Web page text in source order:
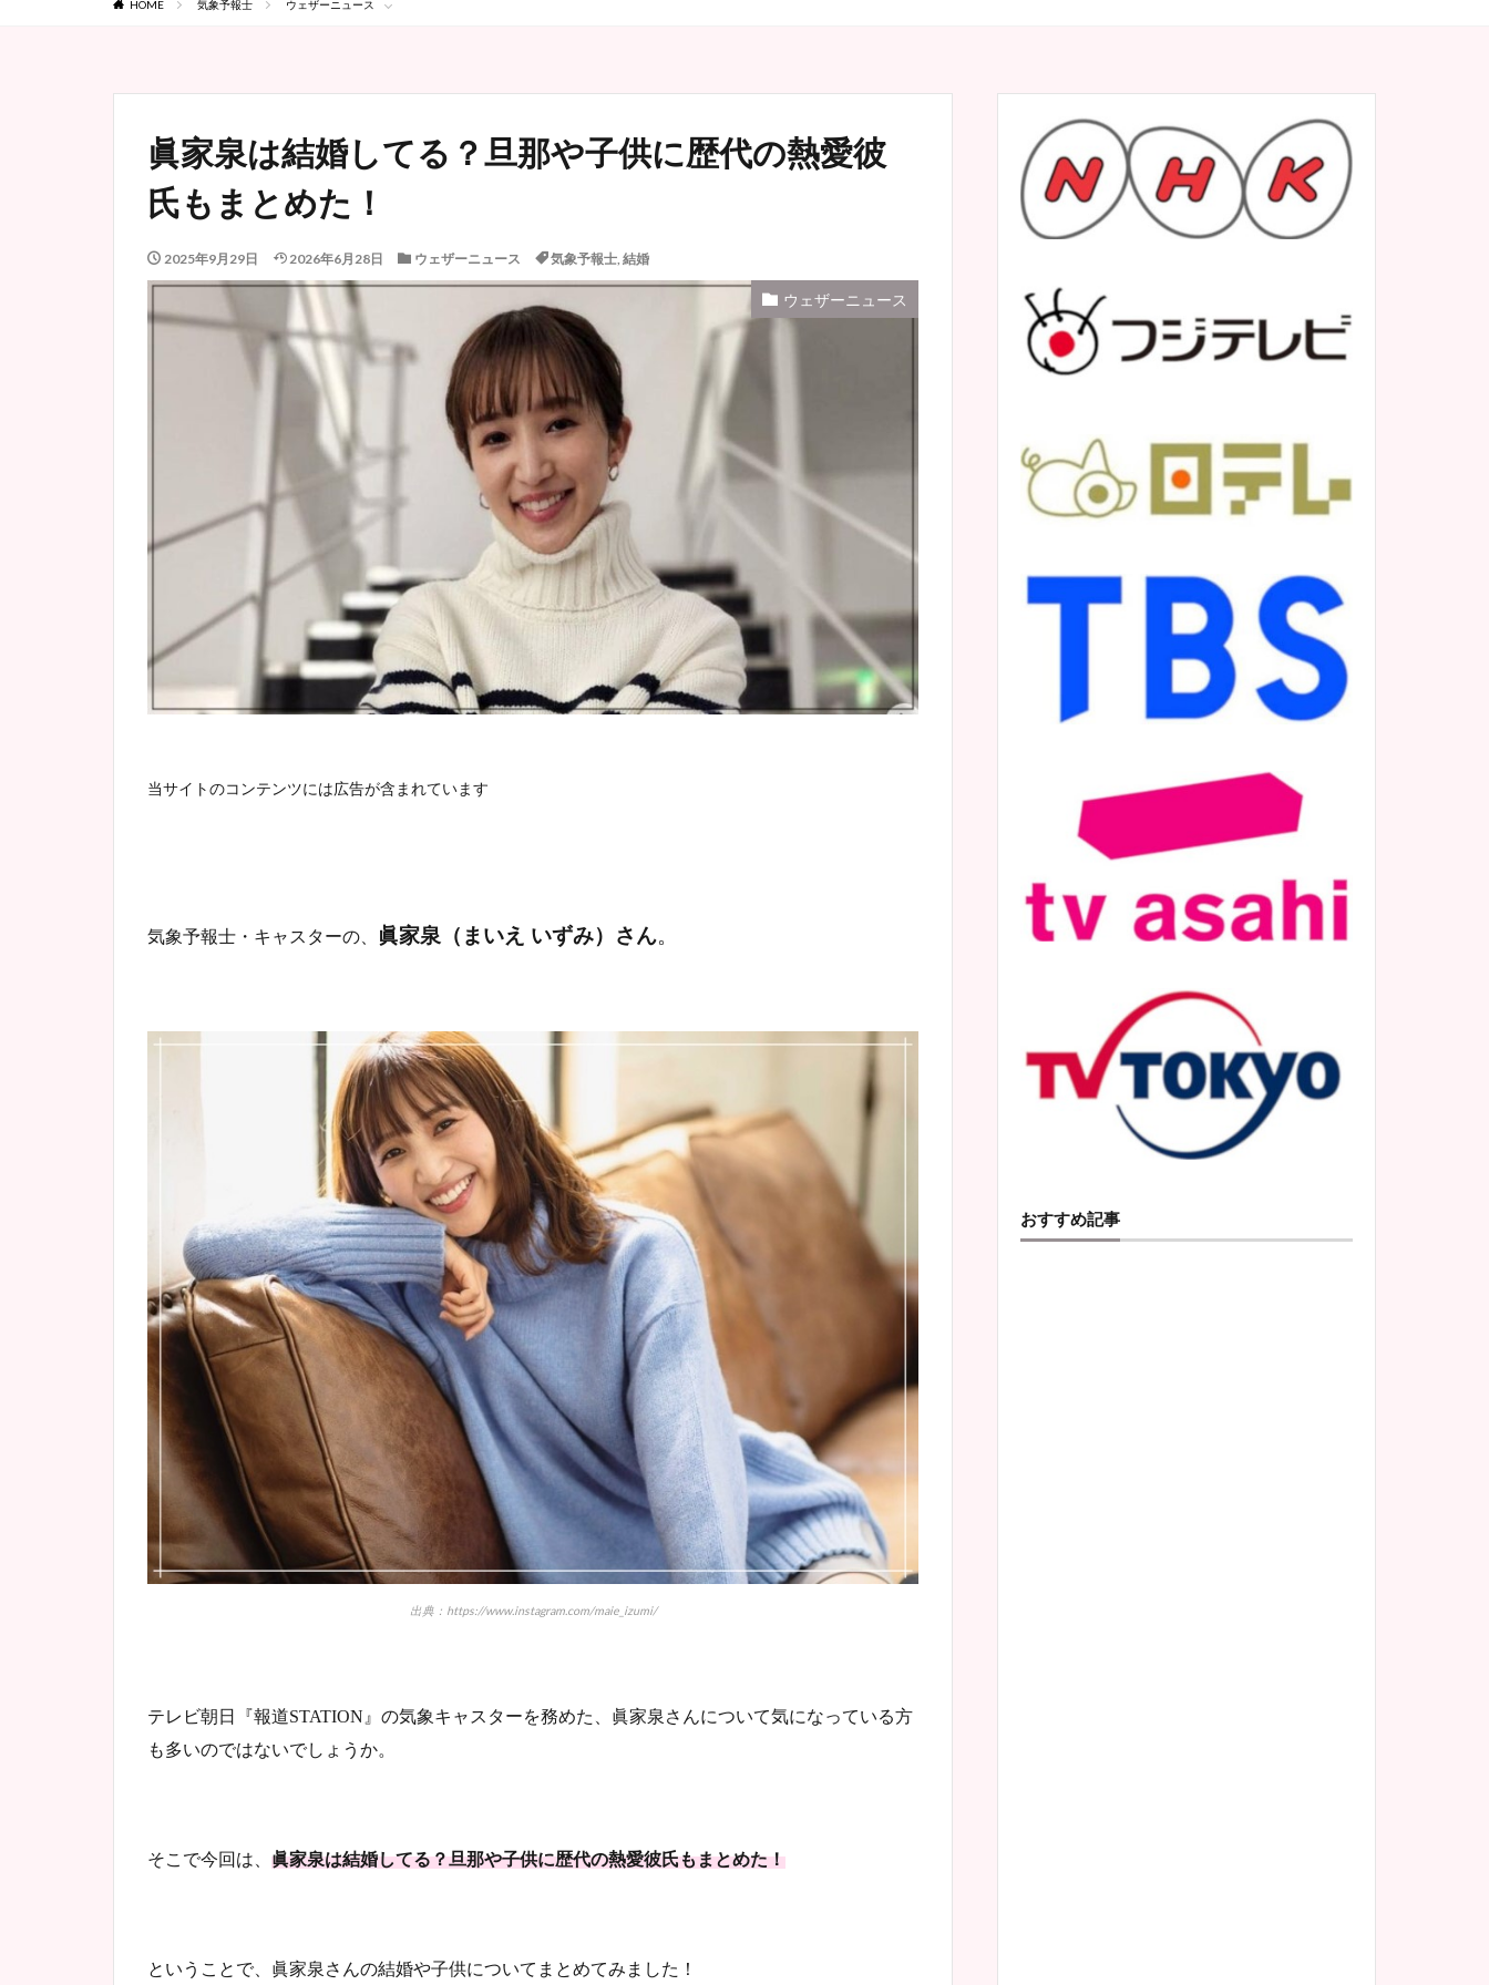
HOME 気象予報士 ウェザーニュース
眞家泉は結婚してる？旦那や子供に歴代の熱愛彼
氏もまとめた！
2025年9月29日 2026年6月28日 ウェザーニュース 気象予報士, 結婚
ウェザーニュース
当サイトのコンテンツには広告が含まれています
気象予報士・キャスターの 眞家泉（まいえ いずみ）さん。
出典：https://www.instagram.com/maie_izumi/
テレビ朝日『報道STATION』の気象キャスターを務めた、 眞家泉さんについて気になっている方
も多いのではないでしょうか。
そこで今回は、 眞家泉は結婚してる？旦那や子供に歴代の熱愛彼氏もまとめた！
ということで、眞家泉さんの結婚や子供についてまとめてみました！
おすすめ記事